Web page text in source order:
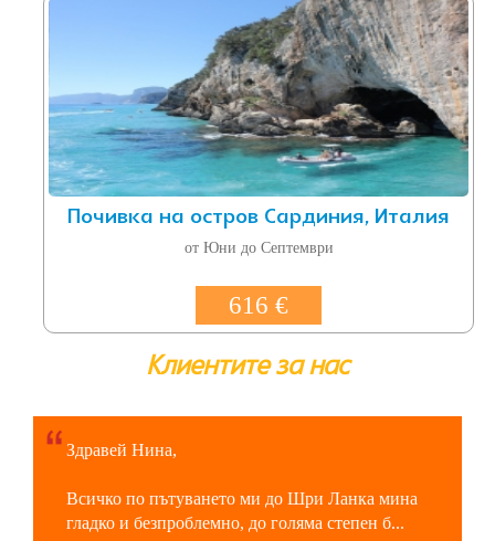
Почивка на остров Сардиния, Италия
от Юни до Септември
616 €
Клиентите за нас
Здравей Нина,
Всичко по пътуването ми до Шри Ланка мина
гладко и безпроблемно, до голяма степен б...